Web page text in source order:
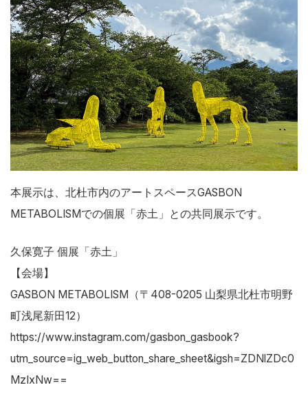
本展示は、北杜市内のアートスペースGASBON
METABOLISMでの個展「赤土」との共同展示です。
久保寛子 個展「赤土」
【会場】
GASBON METABOLISM（〒408-0205 山梨県北杜市明野
町浅尾新田12）
https://www.instagram.com/gasbon_gasbook?
utm_source=ig_web_button_share_sheet&igsh=ZDNlZDc0
MzIxNw==